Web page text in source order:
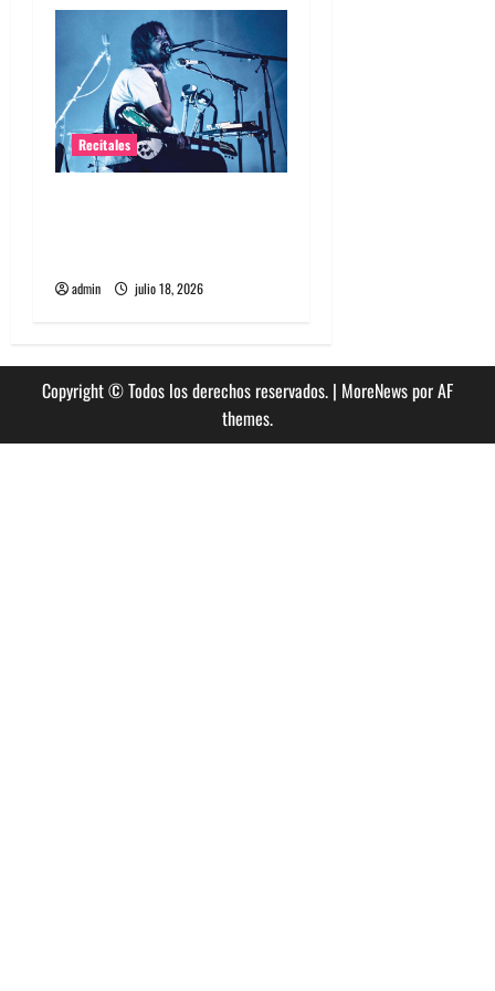
Recitales
admin julio 18, 2026
Copyright © Todos los derechos reservados. | MoreNewspor AF
themes.